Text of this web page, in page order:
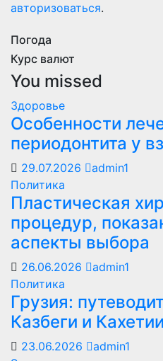
авторизоваться.
Погода
Курс валют
You missed
Здоровье
Особенности
периодонтита у
29.07.2026
admin1
Политика
Пластическая
процедур,
аспекты выбора
26.06.2026
admin1
Политика
Грузия:
Казбеги и Кахетии
23.06.2026
admin1